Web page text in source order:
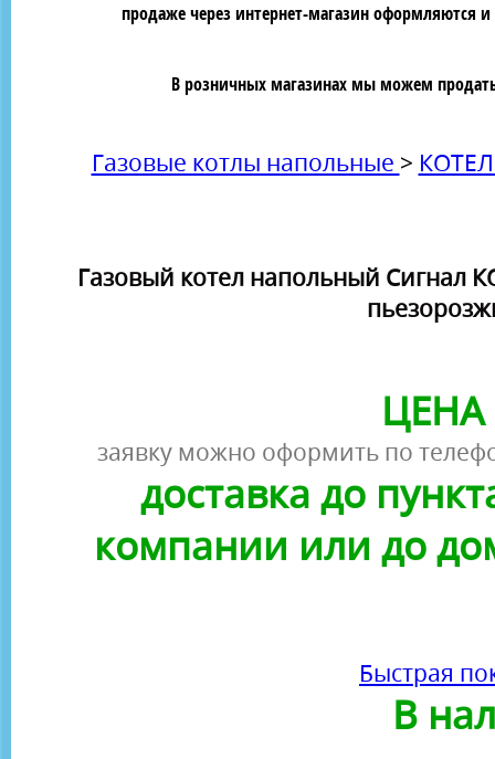
продаже через интернет-магазин оформляются
В розничных магазинах мы можем
Газовые котлы напольные >
Газовый котел напольный Сигнал
ЦЕНА
заявку можно оформить по
доставка до
компании или до
Быстрая
В